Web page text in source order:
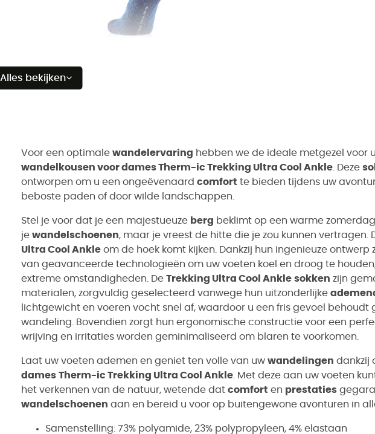
Alles bekijken
Voor een optimale wandelervaring hebben we de ideale metgezel voor
wandelkousen voor dames Therm-ic Trekking Ultra Cool Ankle . Deze
ontworpen om u een ongeëvenaard comfort te bieden tijdens uw
beboste paden of door wilde landschappen.
Stel je voor dat je een majestueuze berg beklimt op een warme
je wandelschoenen, maar je vreest de hitte die je zou kunnen vertragen.
Ultra Cool Ankle om de hoek komt kijken. Dankzij hun ingenieuze ontwerp
van geavanceerde technologieën om uw voeten koel en droog te
extreme omstandigheden. De Trekking Ultra Cool Ankle sokken zijn
materialen, zorgvuldig geselecteerd vanwege hun uitzonderlijke
lichtgewicht en voeren vocht snel af, waardoor u een fris gevoel behoudt
wandeling. Bovendien zorgt hun ergonomische constructie voor een
wrijving en irritaties worden geminimaliseerd om blaren te voorkomen.
Laat uw voeten ademen en geniet ten volle van uw wandelingen dankzij
dames Therm-ic Trekking Ultra Cool Ankle . Met deze aan uw voeten
het verkennen van de natuur, wetende dat comfort en prestaties
wandelschoenen aan en bereid u voor op buitengewone avonturen in
Samenstelling: 73% polyamide, 23% polypropyleen, 4% elastaan